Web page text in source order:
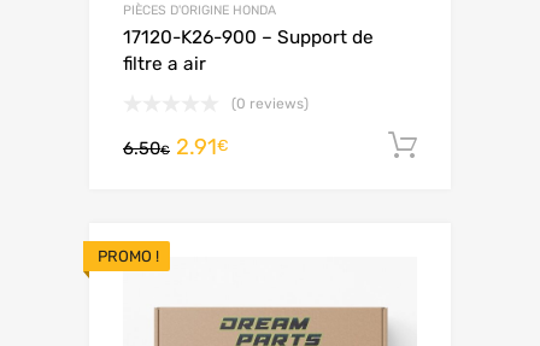
PIÈCES D'ORIGINE HONDA
17120-K26-900 – Support de
filtre a air
(0 reviews)
6.50€ 2.91€
PROMO !